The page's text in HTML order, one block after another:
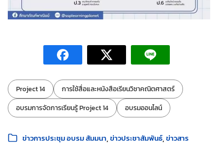
ป้ายกำกับ:
Project 14
การใช้สื่อและหนังสือเรียนวิชาคณิตศาสตร์
อบรมการจัดการเรียนรู้ Project 14
อบรมออนไลน์
หมวดหมู่:
ข่าวการประชุม อบรม สัมมนา ข่าวประชาสัมพันธ์ ข่าวสาร